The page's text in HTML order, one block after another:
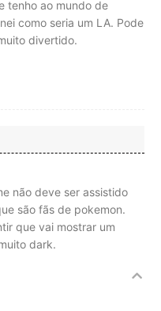
tenho ao mundo de
como seria um LA. Pode
divertido.
não deve ser assistido
são fãs de pokemon.
que vai mostrar um
dark.